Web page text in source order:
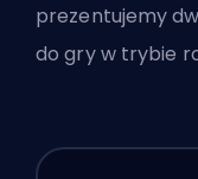
prezentujemy
do gry w trybie